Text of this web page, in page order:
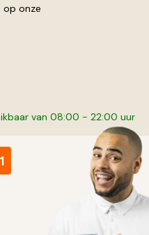
op onze
van 08:00 - 22:00 uur